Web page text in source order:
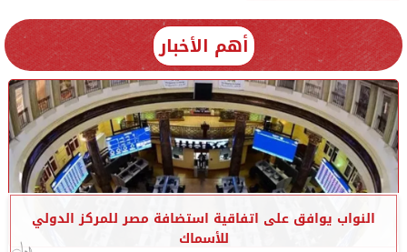
أهم الأخبار
النواب يوافق على اتفاقية استضافة مصر للمركز الدولي
للأسماك